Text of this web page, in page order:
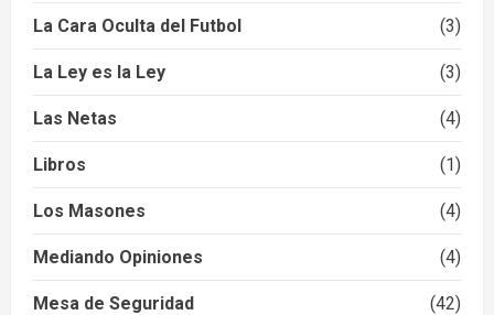
La Cara Oculta del Futbol (3)
La Ley es la Ley (3)
Las Netas (4)
Libros (1)
Los Masones (4)
Mediando Opiniones (4)
Mesa de Seguridad (42)